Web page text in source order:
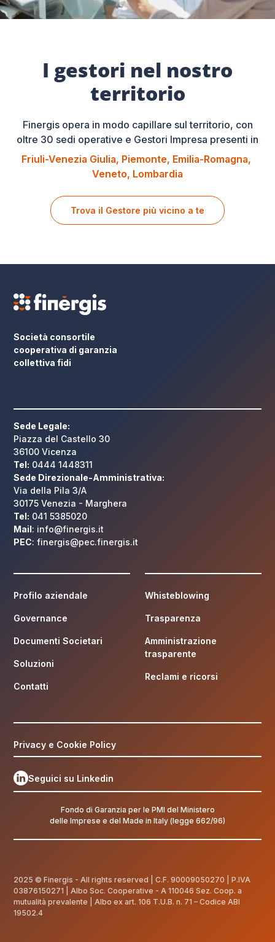
I gestori nel nostro
territorio
Finergis opera in modo capillare sul territorio, con
oltre 30 sedi operative e Gestori Impresa presenti in
Friuli-Venezia Giulia Piemonte Emilia-Romagna
Veneto Lombardia
Trova il Gestore più vicino a te
Società consortile
cooperativa di garanzia
collettiva fidi
Sede Legale:
Piazza del Castello 30
36100 Vicenza
Tel: 0444 1448311
Sede Direzionale-Amministrativa:
Via della Pila 3/A
30175 Venezia - Marghera
Tel: 041 5385020
Mail: info@finergis.it
PEC: finergis@pec.finergis.it
Profilo aziendale
Governance
Documenti Societari
Soluzioni
Contatti
Whisteblowing
Trasparenza
Amministrazione
trasparente
Reclami e ricorsi
Privacy e Cookie Policy
Seguici su Linkedin
Fondo di Garanzia per le PMI del Ministero
delle Imprese e del Made in Italy (legge 662/96)
2025 © Finergis - All rights reserved | C.F.90009050270 | P.IVA
03876150271 | Albo Soc. Cooperative - A 110046 Sez. Coop. a
mutualità prevalente | Albo ex art. 106 T.U.B. n. 71 – Codice ABI
19502.4